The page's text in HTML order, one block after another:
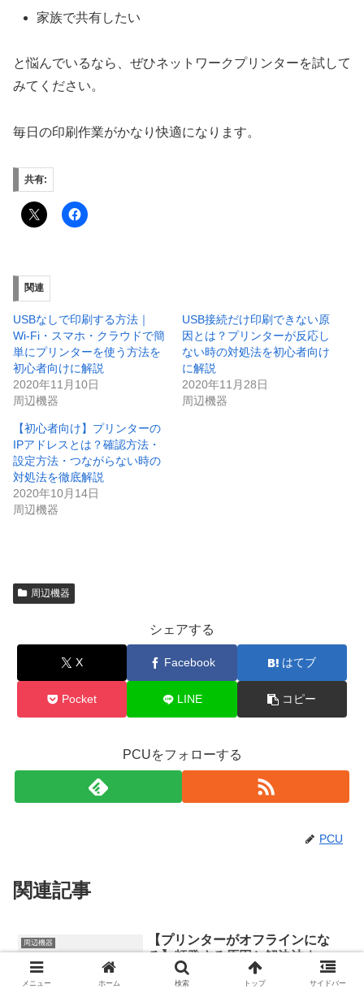
家族で共有したい
と悩んでいるなら、ぜひネットワークプリンターを試して
みてください。
毎日の印刷作業がかなり快適になります。
共有:
関連
USBなしで印刷する方法｜
Wi-Fi・スマホ・クラウドで簡
単にプリンターを使う方法を
初心者向けに解説
2020年11月10日
周辺機器
USB接続だけ印刷できない原
因とは？プリンターが反応し
ない時の対処法を初心者向け
に解説
2020年11月28日
周辺機器
【初心者向け】プリンターの
IPアドレスとは？確認方法・
設定方法・つながらない時の
対処法を徹底解説
2020年10月14日
周辺機器
周辺機器
シェアする
X Facebook はてブ
Pocket LINE コピー
PCUをフォローする
PCU
関連記事
周辺機器
【プリンターがオフラインにな
る】頻発する原因と解決法｜
Windowsで今すぐ試せる対処法
を徹底解説
メニュー ホーム 検索 トップ サイドバー